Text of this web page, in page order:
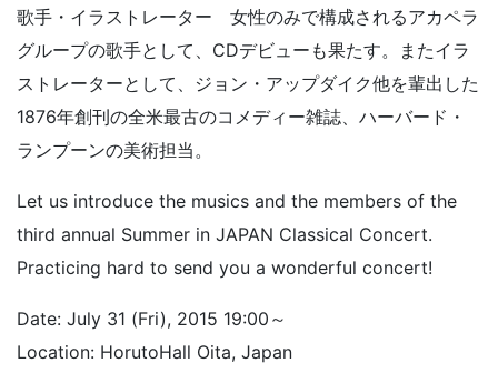
歌手・イラストレーター 女性のみで構成されるアカペラ
グループの歌手として、CDデビューも果たす。またイラ
ストレーターとして、ジョン・アップダイク他を輩出した
1876年創刊の全米最古のコメディー雑誌、ハーバード・
ランプーンの美術担当。
Let us introduce the musics and the members of the
third annual Summer in JAPAN Classical Concert.
Practicing hard to send you a wonderful concert!
Date: July 31 (Fri), 2015 19:00～
Location: HorutoHall Oita, Japan